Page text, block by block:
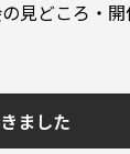
見どころ・
ました